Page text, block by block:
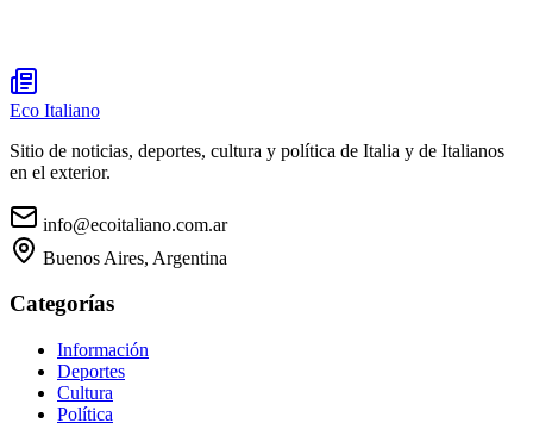
Eco Italiano
Sitio de noticias, deportes, cultura y política de Italia y de Italianos
en el exterior.
info@ecoitaliano.com.ar
Buenos Aires, Argentina
Categorías
Información
Deportes
Cultura
Política